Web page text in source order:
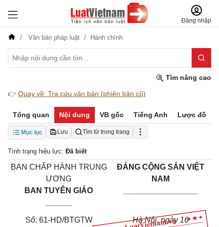
Đăng nhập
Văn bản pháp luật Hành chính
Tìm nâng cao
👉 Quay về: Tra cứu văn bản (phiên bản cũ)
Tổng quan Nội dung VB gốc Tiếng Anh Lược đồ
Mục lục Lưu Tìm từ trong trang
Tình trạng hiệu lực: Đã biết
BAN CHẤP HÀNH TRUNG
ƯƠNG
BAN TUYÊN GIÁO
ĐẢNG CỘNG SẢN VIỆT
NAM
Số: 61-HD/BTGTW
Hà Nội, ngày 16